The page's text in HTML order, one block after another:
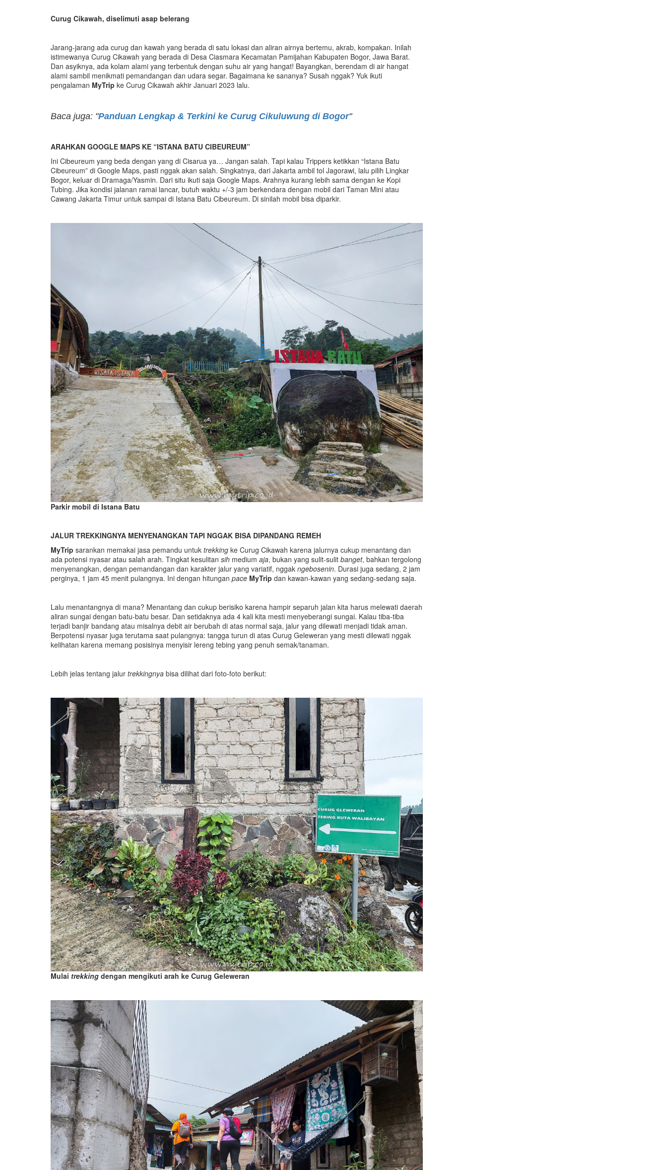
Curug Cikawah, diselimuti asap belerang
Jarang-jarang ada curug dan kawah yang berada di satu lokasi dan aliran airnya bertemu, akrab, kompakan. Inilah
istimewanya Curug Cikawah yang berada di Desa Ciasmara Kecamatan Pamijahan Kabupaten Bogor, Jawa Barat.
Dan asyiknya, ada kolam alami yang terbentuk dengan suhu air yang hangat! Bayangkan, berendam di air hangat
alami sambil menikmati pemandangan dan udara segar. Bagaimana ke sananya? Susah nggak? Yuk ikuti
pengalaman MyTrip ke Curug Cikawah akhir Januari 2023 lalu.
Baca juga: "Panduan Lengkap & Terkini ke Curug Cikuluwung di Bogor"
ARAHKAN GOOGLE MAPS KE “ISTANA BATU CIBEUREUM”
Ini Cibeureum yang beda dengan yang di Cisarua ya… Jangan salah. Tapi kalau Trippers ketikkan “Istana Batu
Cibeureum” di Google Maps, pasti nggak akan salah. Singkatnya, dari Jakarta ambil tol Jagorawi, lalu pilih Lingkar
Bogor, keluar di Dramaga/Yasmin. Dari situ ikuti saja Google Maps. Arahnya kurang lebih sama dengan ke Kopi
Tubing. Jika kondisi jalanan ramai lancar, butuh waktu +/-3 jam berkendara dengan mobil dari Taman Mini atau
Cawang Jakarta Timur untuk sampai di Istana Batu Cibeureum. Di sinilah mobil bisa diparkir.
Parkir mobil di Istana Batu
JALUR TREKKINGNYA MENYENANGKAN TAPI NGGAK BISA DIPANDANG REMEH
MyTrip sarankan memakai jasa pemandu untuk trekking ke Curug Cikawah karena jalurnya cukup menantang dan
ada potensi nyasar atau salah arah. Tingkat kesulitan sih medium aja, bukan yang sulit-sulit banget, bahkan tergolong
menyenangkan, dengan pemandangan dan karakter jalur yang variatif, nggak ngebosenin. Durasi juga sedang, 2 jam
perginya, 1 jam 45 menit pulangnya. Ini dengan hitungan pace MyTrip dan kawan-kawan yang sedang-sedang saja.
Lalu menantangnya di mana? Menantang dan cukup berisiko karena hampir separuh jalan kita harus melewati daerah
aliran sungai dengan batu-batu besar. Dan setidaknya ada 4 kali kita mesti menyeberangi sungai. Kalau tiba-tiba
terjadi banjir bandang atau misalnya debit air berubah di atas normal saja, jalur yang dilewati menjadi tidak aman.
Berpotensi nyasar juga terutama saat pulangnya: tangga turun di atas Curug Geleweran yang mesti dilewati nggak
kelihatan karena memang posisinya menyisir lereng tebing yang penuh semak/tanaman.
Lebih jelas tentang jalur trekkingnya bisa dilihat dari foto-foto berikut:
Mulai trekking dengan mengikuti arah ke Curug Geleweran